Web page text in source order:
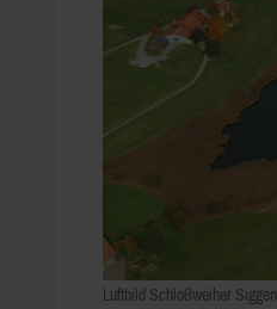
Luftbild Schloßweiher Siggen